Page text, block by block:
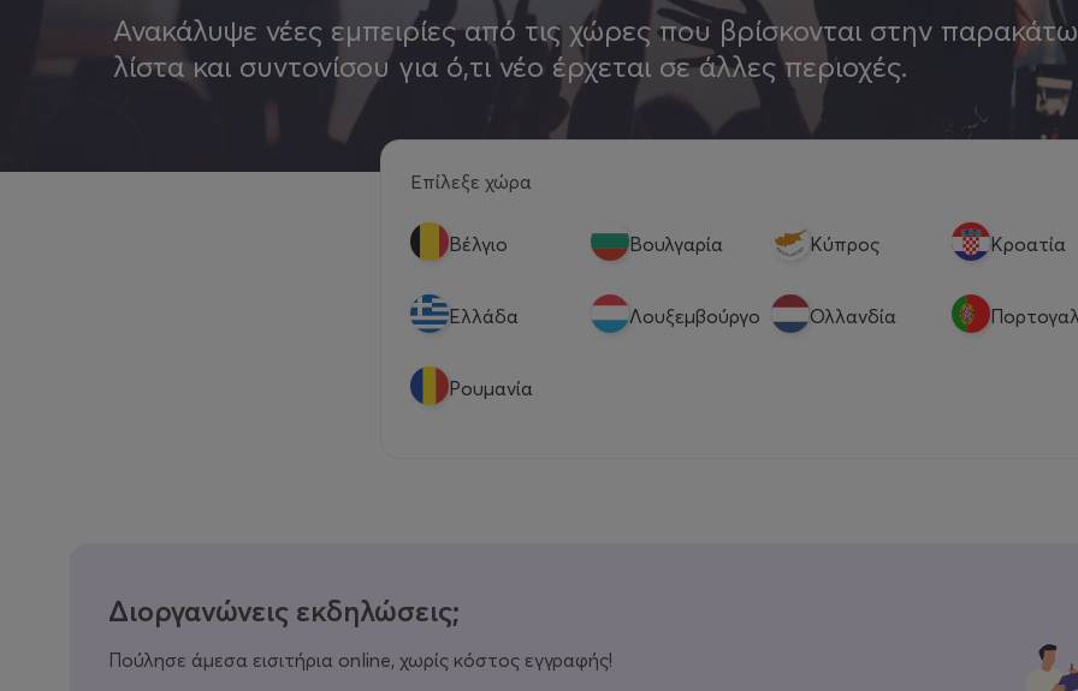
Ανακάλυψε νέες εμπειρίες από τις χώρες που βρίσκονται στην παρακάτω
λίστα και συντονίσου για ό,τι νέο έρχεται σε άλλες περιοχές.
Επίλεξε χώρα
Βέλγιο Βουλγαρία Κύπρος Κροατία
Eλλάδα Λουξεμβούργο Ολλανδία
Ρουμανία
Διοργανώνεις εκδηλώσεις;
Πούλησε άμεσα εισιτήρια online, χωρίς κόστος εγγραφής!